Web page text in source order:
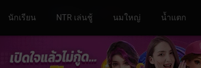
นักเรียน NTR เล่นชู้ นมใหญ่ น้ำแตก